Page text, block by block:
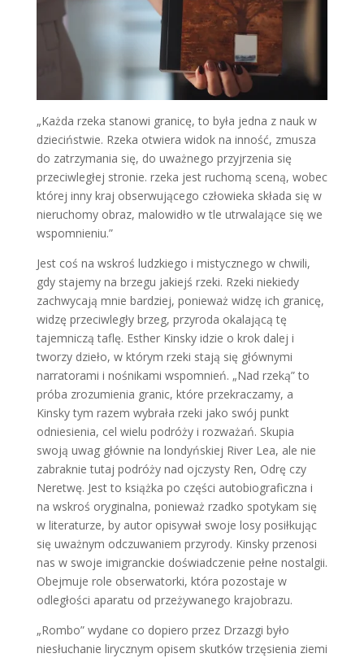
„Każda rzeka stanowi granicę, to była jedna z nauk w
dzieciństwie. Rzeka otwiera widok na inność, zmusza
do zatrzymania się, do uważnego przyjrzenia się
przeciwległej stronie. rzeka jest ruchomą sceną, wobec
której inny kraj obserwującego człowieka składa się w
nieruchomy obraz, malowidło w tle utrwalające się we
wspomnieniu.”
Jest coś na wskroś ludzkiego i mistycznego w chwili,
gdy stajemy na brzegu jakiejś rzeki. Rzeki niekiedy
zachwycają mnie bardziej, ponieważ widzę ich granicę,
widzę przeciwległy brzeg, przyroda okalającą tę
tajemniczą taflę. Esther Kinsky idzie o krok dalej i
tworzy dzieło, w którym rzeki stają się głównymi
narratorami i nośnikami wspomnień. „Nad rzeką” to
próba zrozumienia granic, które przekraczamy, a
Kinsky tym razem wybrała rzeki jako swój punkt
odniesienia, cel wielu podróży i rozważań. Skupia
swoją uwag głównie na londyńskiej River Lea, ale nie
zabraknie tutaj podróży nad ojczysty Ren, Odrę czy
Neretwę. Jest to książka po części autobiograficzna i
na wskroś oryginalna, ponieważ rzadko spotykam się
w literaturze, by autor opisywał swoje losy posiłkując
się uważnym odczuwaniem przyrody. Kinsky przenosi
nas w swoje imigranckie doświadczenie pełne nostalgii.
Obejmuje role obserwatorki, która pozostaje w
odległości aparatu od przeżywanego krajobrazu.
„Rombo” wydane co dopiero przez Drzazgi było
niesłuchanie lirycznym opisem skutków trzęsienia ziemi